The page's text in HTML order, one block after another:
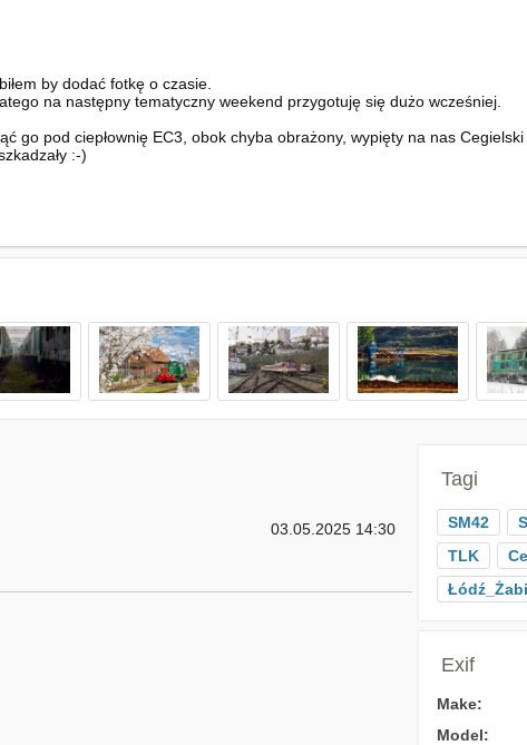
by dodać fotkę o czasie.
na następny tematyczny weekend przygotuję się dużo wcześniej.
go pod ciepłownię EC3, obok chyba obrażony, wypięty na nas
:⁠-⁠)
03.05.2025 14:30
Tagi
SM42
TLK
Exif
Make:
Model: